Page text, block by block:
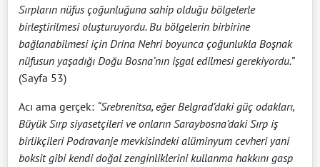
Sırpların nüfus çoğunluğuna sahip olduğu bölgelerle
birleştirilmesi oluşturuyordu. Bu bölgelerin birbirine
bağlanabilmesi için Drina Nehri boyunca çoğunlukla Boşnak
nüfusun yaşadığı Doğu Bosna’nın işgal edilmesi gerekiyordu.”
(Sayfa 53)
Acı ama gerçek: “Srebrenitsa, eğer Belgrad’daki güç odakları,
Büyük Sırp siyasetçileri ve onların Saraybosna’daki Sırp iş
birlikçileri Podravanje mevkisindeki alüminyum cevheri yani
boksit gibi kendi doğal zenginliklerini kullanma hakkını gasp